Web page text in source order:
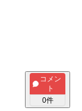
コメン
ト
0件